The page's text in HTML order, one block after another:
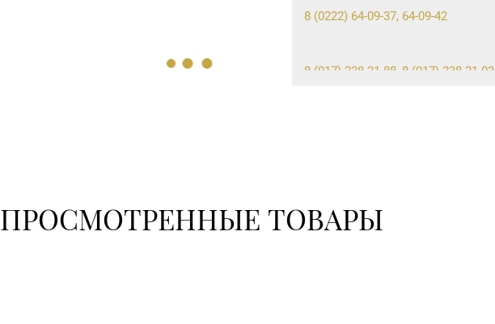
8 (0222) 64-09-37, 64-09-42
8 (017) 238-21-88, 8 (017) 238-21-03
ПРОСМОТРЕННЫЕ ТОВАРЫ